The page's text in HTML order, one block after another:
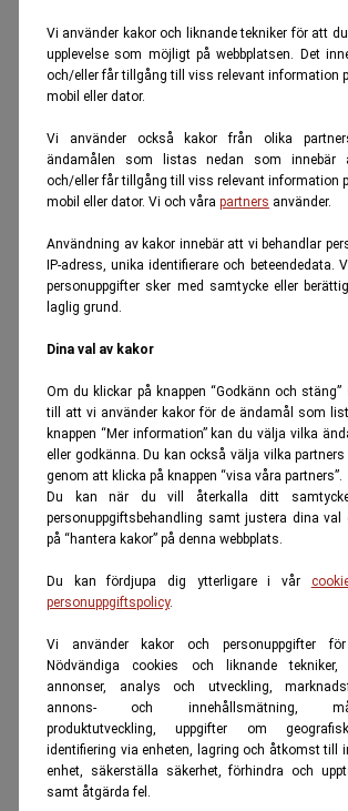
Vi använder kakor och liknande tekniker för att
upplevelse som möjligt på webbplatsen. Det
och/eller får tillgång till viss relevant information
mobil eller dator.
Vi använder också kakor från olika
ändamålen som listas nedan som innebär
och/eller får tillgång till viss relevant information
mobil eller dator. Vi och våra partners använder.
Användning av kakor innebär att vi behandlar
IP-adress, unika identifierare och beteendedata.
personuppgifter sker med samtycke eller
laglig grund.
Dina val av kakor
Om du klickar på knappen “Godkänn och
till att vi använder kakor för de ändamål som
knappen “Mer information” kan du välja vilka
eller godkänna. Du kan också välja vilka
genom att klicka på knappen “visa våra partners”.
Du kan när du vill återkalla ditt
personuppgiftsbehandling samt justera dina val
på “hantera kakor” på denna webbplats.
Du kan fördjupa dig ytterligare i vår
personuppgiftspolicy.
Vi använder kakor och personuppgifter
Nödvändiga cookies och liknande
annonser, analys och utveckling,
annons- och innehållsmätning,
produktutveckling, uppgifter om
identifiering via enheten, lagring och åtkomst till
enhet, säkerställa säkerhet, förhindra och
samt åtgärda fel.